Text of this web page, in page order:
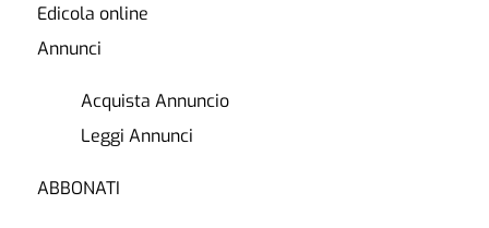
Edicola online
Annunci
Acquista Annuncio
Leggi Annunci
ABBONATI